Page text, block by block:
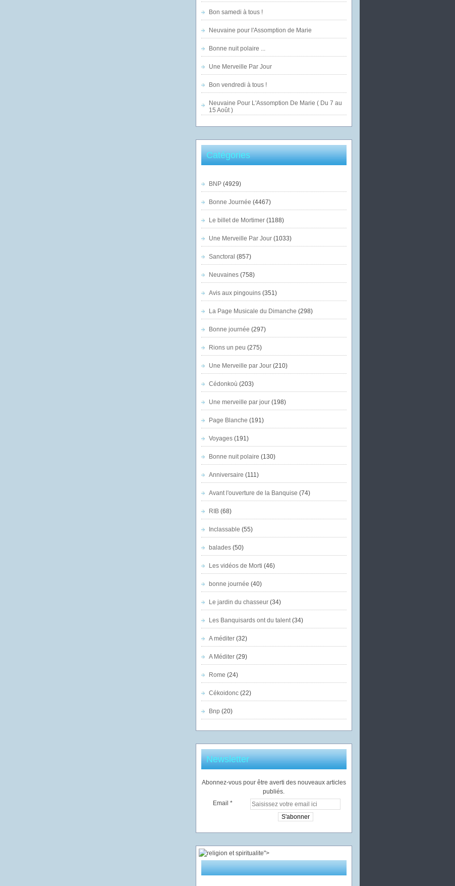
Bon samedi à tous !
Neuvaine pour l'Assomption de Marie
Bonne nuit polaire ...
Une Merveille Par Jour
Bon vendredi à tous !
Neuvaine Pour L'Assomption De Marie ( Du 7 au
15 Août )
Catégories
BNP(4929)
Bonne Journée (4467)
Le billet de Mortimer(1188)
Une Merveille Par Jour(1033)
Sanctoral (857)
Neuvaines(758)
Avis aux pingouins(351)
La Page Musicale du Dimanche (298)
Bonne journée (297)
Rions un peu (275)
Une Merveille par Jour(210)
Cédonkoù (203)
Une merveille par jour(198)
Page Blanche (191)
Voyages(191)
Bonne nuit polaire (130)
Anniversaire (111)
Avant l'ouverture de la Banquise (74)
RIB(68)
Inclassable (55)
balades(50)
Les vidéos de Morti (46)
bonne journée (40)
Le jardin du chasseur(34)
Les Banquisards ont du talent(34)
A méditer(32)
A Méditer(29)
Rome (24)
Cékoidonc(22)
Bnp (20)
Newsletter
Abonnez-vous pour être averti des nouveaux articles
publiés.
Email
">